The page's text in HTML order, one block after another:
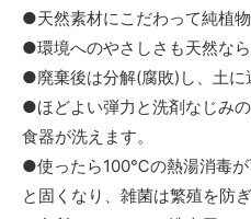
●天然素材にこだわって純植物
●環境へのやさしさも天然なら
●廃棄後は分解(腐敗)し、土に
●ほどよい弾力と洗剤なじみ
食器が洗えます。
●使ったら100℃の熱湯消毒が
と固くなり、雑菌は繁殖を防ぎ